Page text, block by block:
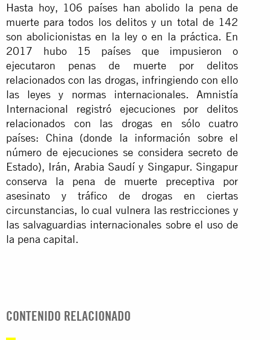
Hasta hoy, 106 países han abolido la pena de
muerte para todos los delitos y un total de 142
son abolicionistas en la ley o en la práctica. En
2017 hubo 15 países que impusieron o
ejecutaron penas de muerte por delitos
relacionados con las drogas, infringiendo con ello
las leyes y normas internacionales. Amnistía
Internacional registró ejecuciones por delitos
relacionados con las drogas en sólo cuatro
países: China (donde la información sobre el
número de ejecuciones se considera secreto de
Estado), Irán, Arabia Saudí y Singapur. Singapur
conserva la pena de muerte preceptiva por
asesinato y tráfico de drogas en ciertas
circunstancias, lo cual vulnera las restricciones y
las salvaguardias internacionales sobre el uso de
la pena capital.
CONTENIDO RELACIONADO